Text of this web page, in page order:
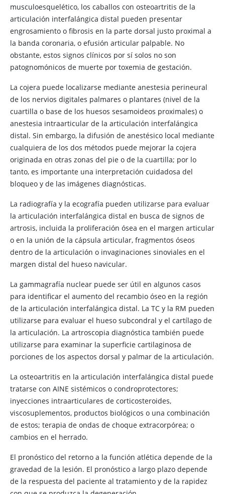
musculoesquelético, los caballos con osteoartritis de la
articulación interfalángica distal pueden presentar
engrosamiento o fibrosis en la parte dorsal justo proximal a
la banda coronaria, o efusión articular palpable. No
obstante, estos signos clínicos por sí solos no son
patognomónicos de muerte por toxemia de gestación.
La cojera puede localizarse mediante anestesia perineural
de los nervios digitales palmares o plantares (nivel de la
cuartilla o base de los huesos sesamoideos proximales) o
anestesia intraarticular de la articulación interfalángica
distal. Sin embargo, la difusión de anestésico local mediante
cualquiera de los dos métodos puede mejorar la cojera
originada en otras zonas del pie o de la cuartilla; por lo
tanto, es importante una interpretación cuidadosa del
bloqueo y de las imágenes diagnósticas.
La radiografía y la ecografía pueden utilizarse para evaluar
la articulación interfalángica distal en busca de signos de
artrosis, incluida la proliferación ósea en el margen articular
o en la unión de la cápsula articular, fragmentos óseos
dentro de la articulación o invaginaciones sinoviales en el
margen distal del hueso navicular.
La gammagrafía nuclear puede ser útil en algunos casos
para identificar el aumento del recambio óseo en la región
de la articulación interfalángica distal. La TC y la RM pueden
utilizarse para evaluar el hueso subcondral y el cartílago de
la articulación. La artroscopia diagnóstica también puede
utilizarse para examinar la superficie cartilaginosa de
porciones de los aspectos dorsal y palmar de la articulación.
La osteoartritis en la articulación interfalángica distal puede
tratarse con AINE sistémicos o condroprotectores;
inyecciones intraarticulares de corticosteroides,
viscosuplementos, productos biológicos o una combinación
de estos; terapia de ondas de choque extracorpórea; o
cambios en el herrado.
El pronóstico del retorno a la función atlética depende de la
gravedad de la lesión. El pronóstico a largo plazo depende
de la respuesta del paciente al tratamiento y de la rapidez